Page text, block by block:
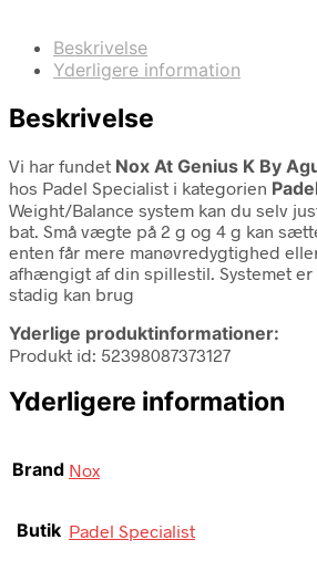
Beskrivelse
Yderligere information
Beskrivelse
Vi har fundet Nox At Genius K By
hos Padel Specialist i kategorien
Weight/Balance system kan du selv
bat. Små vægte på 2 g og 4 g kan
enten får mere manøvredygtighed
afhængigt af din spillestil. Systemet er
stadig kan brug
Yderlige produktinformationer:
Produkt id: 52398087373127
Yderligere information
Brand Nox
Butik Padel Specialist